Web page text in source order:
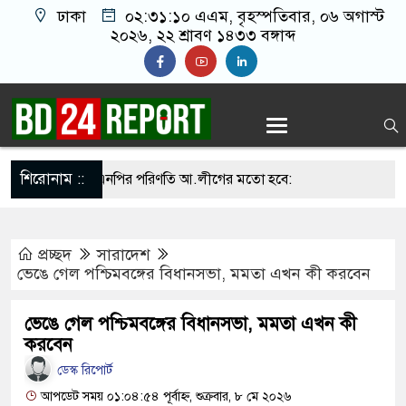
ঢাকা ০২:৩১:১১ এএম, বৃহস্পতিবার, ০৬ অগাস্ট
২০২৬, ২২ শ্রাবণ ১৪৩৩ বঙ্গাব্দ
শিরোনাম ::
সামলালে বিএনপির পরিণতি আ.লীগের মতো হবে:
রাখতে চাচ্ছে না: আসিফ মাহমুদ
না: আমির হামজা
জবাব দিতে হবে প্রধানমন্ত্রীকে: জামায়াত আমির
প্রচ্ছদ
সারাদেশ
ভেঙে গেল পশ্চিমবঙ্গের বিধানসভা, মমতা এখন কী করবেন
ভেঙে গেল পশ্চিমবঙ্গের বিধানসভা, মমতা এখন কী
করবেন
ডেস্ক রিপোর্ট
আপডেট সময় ০১:০৪:৫৪ পূর্বাহ্ন, শুক্রবার, ৮ মে ২০২৬